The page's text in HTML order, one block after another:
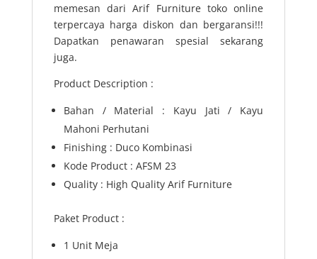
memesan dari Arif Furniture toko online
terpercaya harga diskon dan bergaransi!!!
Dapatkan penawaran spesial sekarang
juga.
Product Description :
Bahan / Material : Kayu Jati / Kayu
Mahoni Perhutani
Finishing : Duco Kombinasi
Kode Product : AFSM 23
Quality : High Quality Arif Furniture
Paket Product :
1 Unit Meja